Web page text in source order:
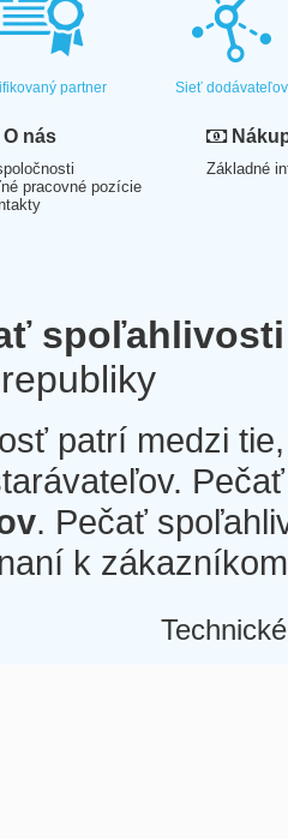
partner Sieť dodávateľov
O nás
pracovné pozície
Základné
spoľahlivosti
patrí medzi
. Pečať
k